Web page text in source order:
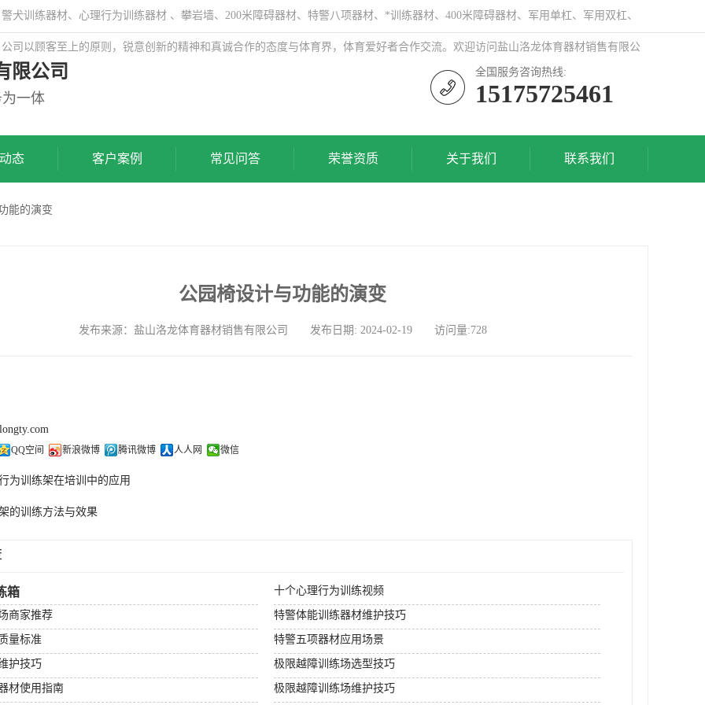
犬训练器材、心理行为训练器材 、攀岩墙、200米障碍器材、特警八项器材、*训练器材、400米障碍器材、军用单杠、军用双杠、
司以顾客至上的原则，锐意创新的精神和真诚合作的态度与体育界，体育爱好者合作交流。欢迎访问盐山洛龙体育器材销售有限公
限公司
一体
全国服务咨询热线:
15175725461
态 客户案例 常见问答 荣誉资质 关于我们 联系我们
能的演变
公园椅设计与功能的演变
发布来源：盐山洛龙体育器材销售有限公司 发布日期: 2024-02-19 访问量:728
QQ空间 新浪微博 腾讯微博 人人网 微信
为训练架在培训中的应用
的训练方法与效果
箱 十个心理行为训练视频
商家推荐 特警体能训练器材维护技巧
量标准 特警五项器材应用场景
护技巧 极限越障训练场选型技巧
材使用指南 极限越障训练场维护技巧